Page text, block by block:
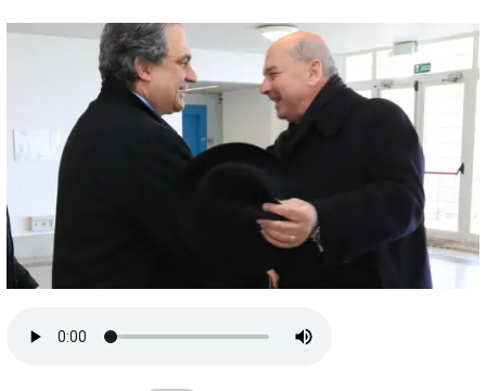
Vreme
Uredništvo
Založnik
Zadruga PD